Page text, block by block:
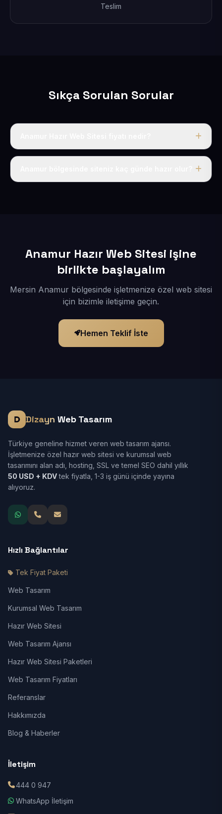
Teslim
Sıkça Sorulan Sorular
Tek fiyat uygulanır: yıllık 50 USD + KDV. Bu bedele alan
Anamur Hazır Web Sitesi işine
birlikte başlayalım
Mersin Anamur bölgesinde işletmenize özel web sitesi
için bizimle iletişime geçin.
Hemen Teklif İste
Dizayn Web Tasarım
Türkiye geneline hizmet veren web tasarım ajansı.
İşletmenize özel hazır web sitesi ve kurumsal web
tasarımını alan adı, hosting, SSL ve temel SEO dahil yıllık
50 USD + KDVtek fiyatla, 1-3 iş günü içinde yayına
alıyoruz.
Hızlı Bağlantılar
Tek Fiyat Paketi
Web Tasarım
Kurumsal Web Tasarım
Hazır Web Sitesi
Web Tasarım Ajansı
Hazır Web Sitesi Paketleri
Web Tasarım Fiyatları
Referanslar
Hakkımızda
Blog & Haberler
İletişim
444 0 947
WhatsApp İletişim